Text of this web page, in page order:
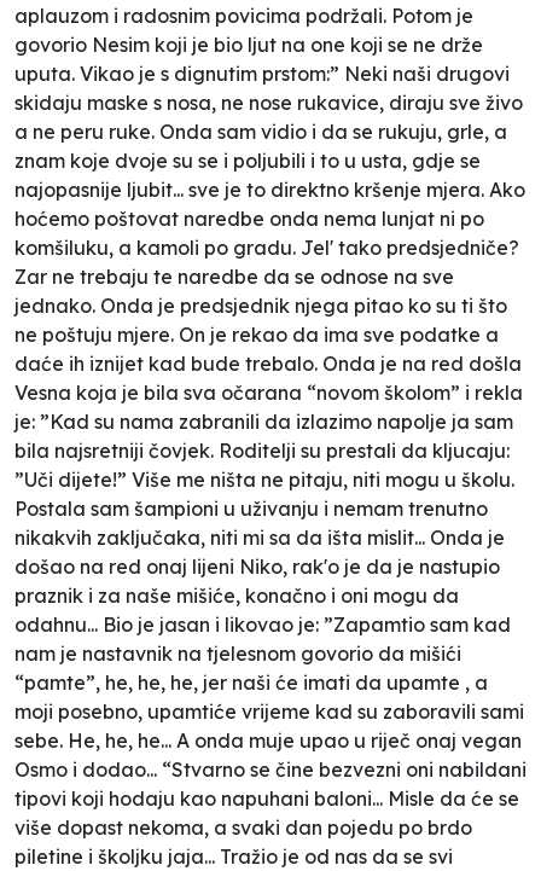
aplauzom i radosnim povicima podržali. Potom je
govorio Nesim koji je bio ljut na one koji se ne drže
uputa. Vikao je s dignutim prstom:” Neki naši drugovi
skidaju maske s nosa, ne nose rukavice, diraju sve živo
a ne peru ruke. Onda sam vidio i da se rukuju, grle, a
znam koje dvoje su se i poljubili i to u usta, gdje se
najopasnije ljubit... sve je to direktno kršenje mjera. Ako
hoćemo poštovat naredbe onda nema lunjat ni po
komšiluku, a kamoli po gradu. Jel' tako predsjedniče?
Zar ne trebaju te naredbe da se odnose na sve
jednako. Onda je predsjednik njega pitao ko su ti što
ne poštuju mjere. On je rekao da ima sve podatke a
daće ih iznijet kad bude trebalo. Onda je na red došla
Vesna koja je bila sva očarana “novom školom” i rekla
je: ”Kad su nama zabranili da izlazimo napolje ja sam
bila najsretniji čovjek. Roditelji su prestali da kljucaju:
”Uči dijete!” Više me ništa ne pitaju, niti mogu u školu.
Postala sam šampioni u uživanju i nemam trenutno
nikakvih zaključaka, niti mi sa da išta mislit... Onda je
došao na red onaj lijeni Niko, rak'o je da je nastupio
praznik i za naše mišiće, konačno i oni mogu da
odahnu... Bio je jasan i likovao je: ”Zapamtio sam kad
nam je nastavnik na tjelesnom govorio da mišići
“pamte”, he, he, he, jer naši će imati da upamte , a
moji posebno, upamtiće vrijeme kad su zaboravili sami
sebe. He, he, he... A onda muje upao u riječ onaj vegan
Osmo i dodao... “Stvarno se čine bezvezni oni nabildani
tipovi koji hodaju kao napuhani baloni... Misle da će se
više dopast nekoma, a svaki dan pojedu po brdo
piletine i školjku jaja... Tražio je od nas da se svi